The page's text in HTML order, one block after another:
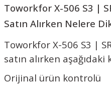
Toworkfor X-506 S3 |
Satın Alırken Nelere
Toworkfor X-506 S3 |
satın alırken
Orijinal ürün kontrolü